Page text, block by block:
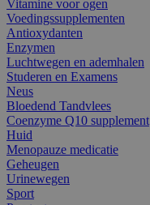
Vitamine voor ogen
Voedingssupplementen
Antioxydanten
Enzymen
Luchtwegen en ademhalen
Studeren en Examens
Neus
Bloedend Tandvlees
Coenzyme Q10 supplement
Huid
Menopauze medicatie
Geheugen
Urinewegen
Sport